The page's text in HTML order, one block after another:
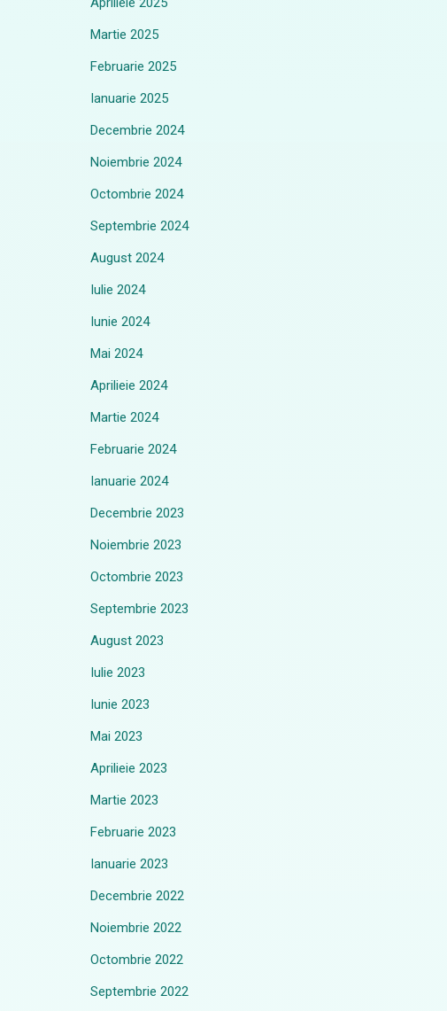
Martie 2025
Februarie 2025
Ianuarie 2025
Decembrie 2024
Noiembrie 2024
Octombrie 2024
Septembrie 2024
August 2024
Iulie 2024
Iunie 2024
Mai 2024
Aprilieie 2024
Martie 2024
Februarie 2024
Ianuarie 2024
Decembrie 2023
Noiembrie 2023
Octombrie 2023
Septembrie 2023
August 2023
Iulie 2023
Iunie 2023
Mai 2023
Aprilieie 2023
Martie 2023
Februarie 2023
Ianuarie 2023
Decembrie 2022
Noiembrie 2022
Octombrie 2022
Septembrie 2022